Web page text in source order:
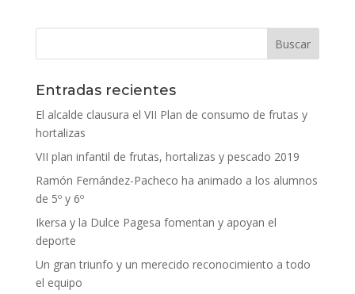
Entradas recientes
El alcalde clausura el VII Plan de consumo de frutas y
hortalizas
VII plan infantil de frutas, hortalizas y pescado 2019
Ramón Fernández-Pacheco ha animado a los alumnos
de 5º y 6º
Ikersa y la Dulce Pagesa fomentan y apoyan el
deporte
Un gran triunfo y un merecido reconocimiento a todo
el equipo